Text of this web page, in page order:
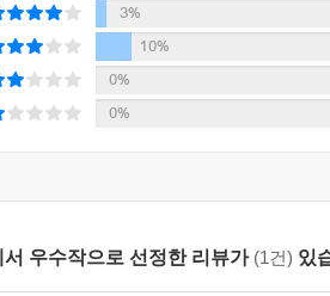
3%
10%
0%
0%
서 우수작으로 선정한 리뷰가 (1건) 있